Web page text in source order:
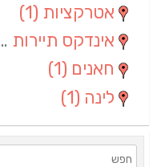
אטרקציות (1)
אינדקס תיירות ארצי
חאנים (1)
לינה (1)